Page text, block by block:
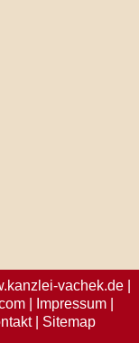
vachek.de|
| Impressum|
| Sitemap